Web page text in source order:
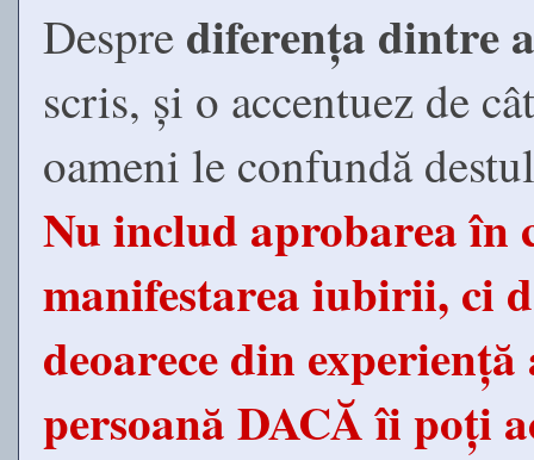
Despre diferența dintre
scris, și o accentuez de
oameni le confundă
Nu includ aprobarea în
manifestarea iubirii, ci
deoarece din
persoană DACĂ îi poți